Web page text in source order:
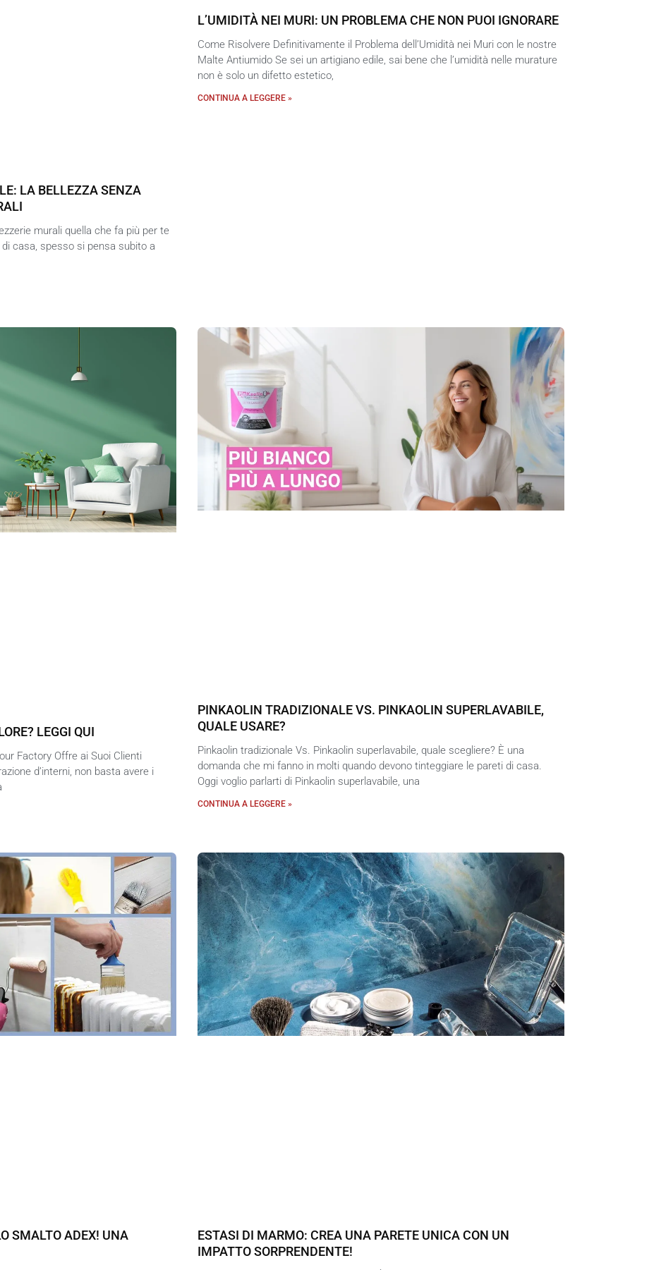
LA BELLEZZA SENZA
murali quella che fa più per te
casa, spesso si pensa subito a
L’UMIDITÀ NEI MURI: UN PROBLEMA CHE NON PUOI IGNORARE
Come Risolvere Definitivamente il Problema dell’Umidità nei Muri con le nostre
Malte Antiumido Se sei un artigiano edile, sai bene che l’umidità nelle murature
non è solo un difetto estetico,
CONTINUA A LEGGERE »
LEGGI QUI
Factory Offre ai Suoi Clienti
d’interni, non basta avere i
PINKAOLIN TRADIZIONALE VS. PINKAOLIN SUPERLAVABILE,
QUALE USARE?
Pinkaolin tradizionale Vs. Pinkaolin superlavabile, quale scegliere? È una
domanda che mi fanno in molti quando devono tinteggiare le pareti di casa.
Oggi voglio parlarti di Pinkaolin superlavabile, una
CONTINUA A LEGGERE »
SMALTO ADEX! UNA
ESTASI DI MARMO: CREA UNA PARETE UNICA CON UN
IMPATTO SORPRENDENTE!